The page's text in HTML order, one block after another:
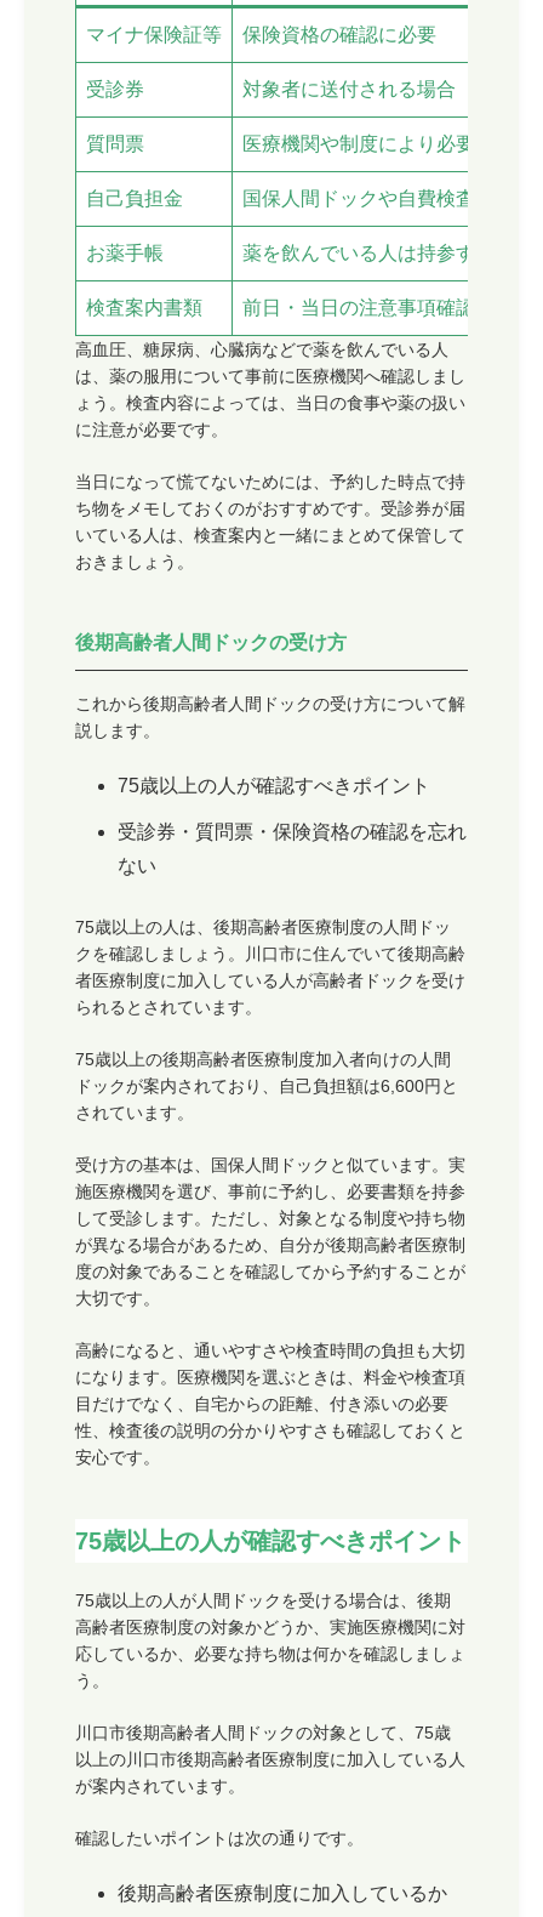
マイナ保険証等 保険資格の確認に必要
受診券 対象者に送付される場合
質問票 医療機関や制度により必要
自己負担金 国保人間ドックや自費検査で必要
お薬手帳 薬を飲んでいる人は持参すると安
検査案内書類 前日・当日の注意事項確認に必要
高血圧、糖尿病、心臓病などで薬を飲んでいる人
は、薬の服用について事前に医療機関へ確認しまし
ょう。検査内容によっては、当日の食事や薬の扱い
に注意が必要です。
当日になって慌てないためには、予約した時点で持
ち物をメモしておくのがおすすめです。受診券が届
いている人は、検査案内と一緒にまとめて保管して
おきましょう。
後期高齢者人間ドックの受け方
これから後期高齢者人間ドックの受け方について解
説します。
75歳以上の人が確認すべきポイント
受診券・質問票・保険資格の確認を忘れ
ない
75歳以上の人は、後期高齢者医療制度の人間ドッ
クを確認しましょう。川口市に住んでいて後期高齢
者医療制度に加入している人が高齢者ドックを受け
られるとされています。
75歳以上の後期高齢者医療制度加入者向けの人間
ドックが案内されており、自己負担額は6,600円と
されています。
受け方の基本は、国保人間ドックと似ています。実
施医療機関を選び、事前に予約し、必要書類を持参
して受診します。ただし、対象となる制度や持ち物
が異なる場合があるため、自分が後期高齢者医療制
度の対象であることを確認してから予約することが
大切です。
高齢になると、通いやすさや検査時間の負担も大切
になります。医療機関を選ぶときは、料金や検査項
目だけでなく、自宅からの距離、付き添いの必要
性、検査後の説明の分かりやすさも確認しておくと
安心です。
75歳以上の人が確認すべきポイント
75歳以上の人が人間ドックを受ける場合は、後期
高齢者医療制度の対象かどうか、実施医療機関に対
応しているか、必要な持ち物は何かを確認しましょ
う。
川口市後期高齢者人間ドックの対象として、75歳
以上の川口市後期高齢者医療制度に加入している人
が案内されています。
確認したいポイントは次の通りです。
後期高齢者医療制度に加入しているか